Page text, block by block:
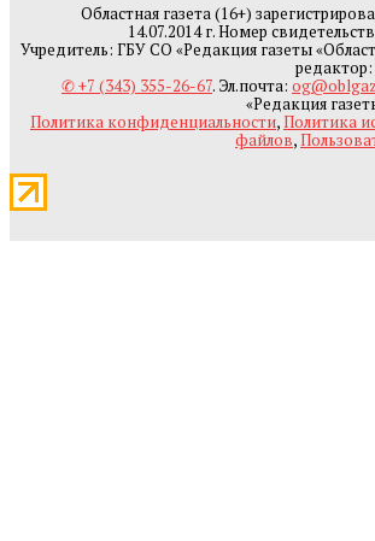
Областная газета (16+)
14.07.2014 г. Номер
Учредитель: ГБУ СО «Редакция газеты
✆ +7 (343) 355-26-67. Эл.почта:
«Редакция
Политика конфиденциальности,Политика
файлов,